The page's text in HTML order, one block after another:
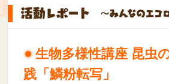
生物多様性講座 昆虫
践「鱗粉転写」